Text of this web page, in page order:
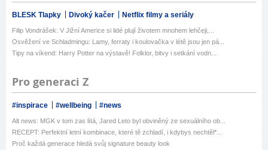
BLESK Tlapky Divoký kačer Netflix filmy a seriály
Filip Vondrášek: V Jižní Americe si lidé plují životem mnohem lehčeji,...
Osvěžení ve Schladmingu: Lamy, ferraty i koulovačka v létě jsou jen pá...
Tipy na víkend: Harry Potter na výstavě! Folklor, bitvy i setkání vodn...
Pro generaci Z
#inspirace #wellbeing #news
Alt news: MGK v tom zas lítá, Jared Leto byl obviněný ze sexuálního ob...
RECEPT: Perfektní letní kombinace, které tě zchladí, i kdybys nechtěl*...
Proč každá generace hledá svůj signature beauty look